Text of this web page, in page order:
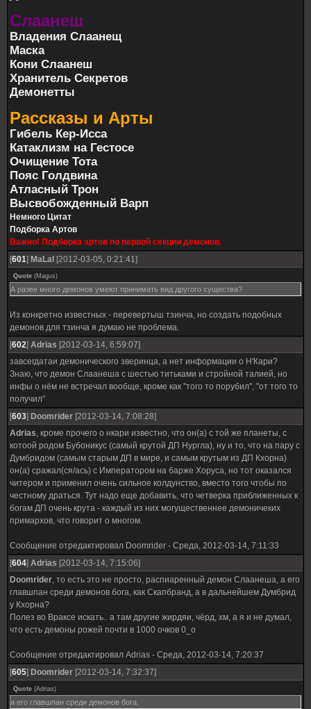
Слаанеш
Владения Слаанещ
Маска
Кони Слаанеш
Хранитель Секретов
Демонетты
Рассказы и Арты
Гибель Кер-Исса
Катаклизм на Гестосе
Очищение Тота
Пояс Голдвина
Атласный Трон
Высвобожденный Варп
Немного Цитат
Подборка Артов
Важно! Подборка артов по первой секции демонов.
[601] MaLal [2012-03-05, 0:21:41]
Quote (Magus)
А разве много демонов умеют принимать вид другого существа?
Из конкретно известных - перевертыш тзинча, но создать подобных
демонов для тзинча я думаю не проблема.
[602] Adrias [2012-03-14, 6:59:07]
завсегдатаи демонического зверинца, а нет информации о Н'Кари?
Знаю, что демон Слаанеша с шестью титьками и стройной талией, но
инфы о нём не встречал вообще, кроме как "того то порубил", "от того то
получил"
[603] Doomrider [2012-03-14, 7:08:28]
Adrias, кроме прочего о нкари известно, что он(а) с той же планеты, с
котоой родом Бубоникус (самый крутой ДП Нургла), ну и то, что на пару с
Думбридом (самым старым ДП в мире, и самым крутым из ДП Кхорна)
он(а) сражал(ся/ась) с Императором на барже Хоруса, но тот оказался
читером и применил очень сильное колдунство, вместо того чтобы по
честному драться. Тут надо еще добавить, что четверка приближенных к
богам ДП очень крута - каждый из них могущественнее демоничеких
примархов, что говорит о многом.
Сообщение отредактировал Doomrider - Среда, 2012-03-14, 7:11:33
[604] Adrias [2012-03-14, 7:15:06]
Doomrider, то есть это не просто, распиаренный демон Слаанеша, а его
главшпан среди демонов бога, как Скапбранд, а в дальнейшем Думбрид
у Кхорна?
Полез во Враксе искать.. а там другие жирдяи, чёрд, хм, а я и не думал,
что есть демоны рожей почти в 1000 очков 0_o
Сообщение отредактировал Adrias - Среда, 2012-03-14, 7:20:37
[605] Doomrider [2012-03-14, 7:32:37]
Quote (Adrias)
а его главшпан среди демонов бога,